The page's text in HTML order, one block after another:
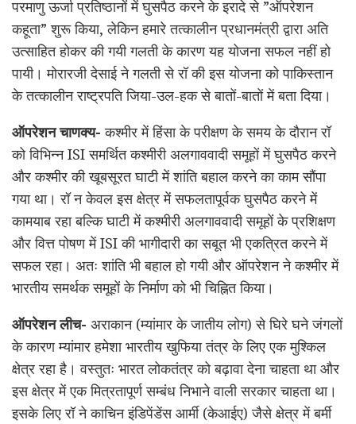
परमाणु ऊर्जा प्रतिष्ठानों में घुसपैठ करने के इरादे से ”ऑपरेशन
कहूता” शुरू किया, लेकिन हमारे तत्कालीन प्रधानमंत्री द्वारा अति
उत्साहित होकर की गयी गलती के कारण यह योजना सफल नहीं हो
पायी। मोरारजी देसाई ने गलती से रॉ की इस योजना को पाकिस्तान
के तत्कालीन राष्ट्रपति जिया-उल-हक से बातों-बातों में बता दिया।
ऑपरेशन चाणक्य- कश्मीर में हिंसा के परीक्षण के समय के दौरान रॉ
को विभिन्न ISI समर्थित कश्मीरी अलगाववादी समूहों में घुसपैठ करने
और कश्मीर की खूबसूरत घाटी में शांति बहाल करने का काम सौंपा
गया था। रॉ न केवल इस क्षेत्र में सफलतापूर्वक घुसपैठ करने में
कामयाब रहा बल्कि घाटी में कश्मीरी अलगाववादी समूहों के प्रशिक्षण
और वित्त पोषण में ISI की भागीदारी का सबूत भी एकत्रित करने में
सफल रहा। अतः शांति भी बहाल हो गयी और ऑपरेशन ने कश्मीर में
भारतीय समर्थक समूहों के निर्माण को भी चिह्नित किया।
ऑपरेशन लीच- अराकान (म्यांमार के जातीय लोग) से घिरे घने जंगलों
के कारण म्यांमार हमेशा भारतीय खुफिया तंत्र के लिए एक मुश्किल
क्षेत्र रहा है। वस्तुतः भारत लोकतंत्र को बढ़ावा देना चाहता था और
इस क्षेत्र में एक मित्रतापूर्ण सम्बंध निभाने वाली सरकार चाहता था।
इसके लिए रॉ ने काचिन इंडिपेंडेंस आर्मी (केआईए) जैसे क्षेत्र में बर्मी